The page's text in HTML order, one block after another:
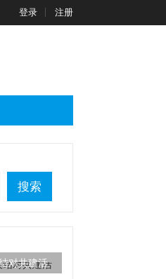
登录 注册
搜索
对共建活